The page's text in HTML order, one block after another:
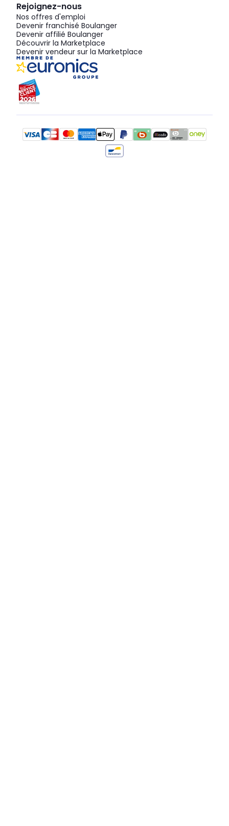
Rejoignez-nous
Nos offres d'emploi
Devenir franchisé Boulanger
Devenir affilié Boulanger
Découvrir la Marketplace
Devenir vendeur sur la Marketplace